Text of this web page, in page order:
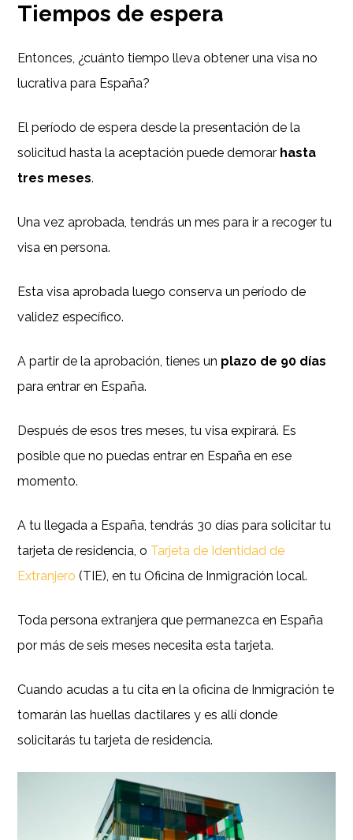
Tiempos de espera
Entonces, ¿cuánto tiempo lleva obtener una visa no
lucrativa para España?
El período de espera desde la presentación de la
solicitud hasta la aceptación puede demorar hasta
tres meses.
Una vez aprobada, tendrás un mes para ir a recoger tu
visa en persona.
Esta visa aprobada luego conserva un período de
validez específico.
A partir de la aprobación, tienes un plazo de 90 días
para entrar en España.
Después de esos tres meses, tu visa expirará. Es
posible que no puedas entrar en España en ese
momento.
A tu llegada a España, tendrás 30 días para solicitar tu
tarjeta de residencia, o Tarjeta de Identidad de
Extranjero (TIE), en tu Oficina de Inmigración local.
Toda persona extranjera que permanezca en España
por más de seis meses necesita esta tarjeta.
Cuando acudas a tu cita en la oficina de Inmigración te
tomarán las huellas dactilares y es allí donde
solicitarás tu tarjeta de residencia.